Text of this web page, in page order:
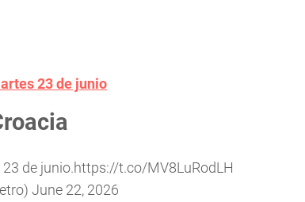
23 de junio
de junio.https://t.co/MV8LuRodLH
June 22, 2026